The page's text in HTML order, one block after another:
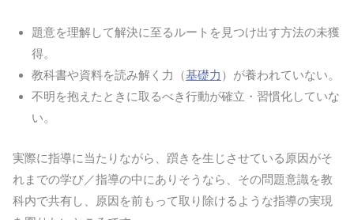
題意を理解して解決に至るルートを見つけ出す方法の未獲
得。
教科書や資料を読み解く力（基礎力 ）が養われていない。
不明を抱えたときに取るべき行動が確立・習慣化していな
い。
実際に指導に当たりながら、躓きを生じさせている原因がそ
れまでの学び／指導の中にありそうなら、その問題意識を教
科内で共有し、原因を前もって取り除けるような指導の実現